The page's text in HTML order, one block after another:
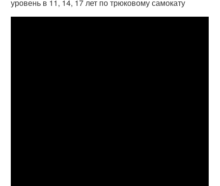
уровень в 11, 14, 17 лет по трюковому самокату